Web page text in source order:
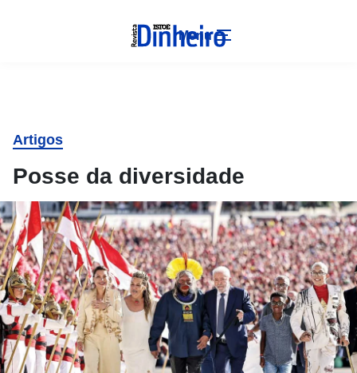
Menu
Artigos
Posse da diversidade